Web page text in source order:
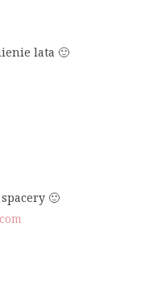
lata 🙂
🙂